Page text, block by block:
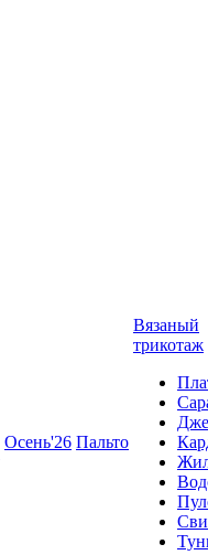
Осень'26 Пальто
Вязаный
трикотаж